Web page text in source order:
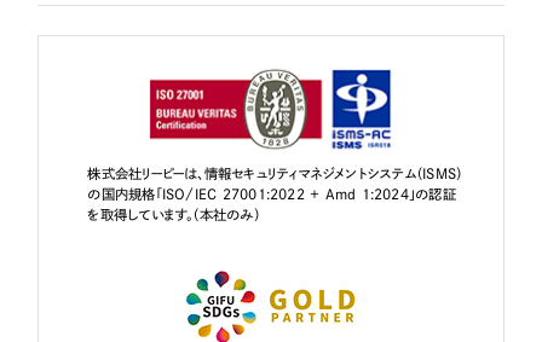
株式会社リーピーは、情報セキュリティマネジメントシステム（ISMS）
の国内規格「ISO/IEC 27001:2022 + Amd 1:2024」の認証
を取得しています。（本社のみ）